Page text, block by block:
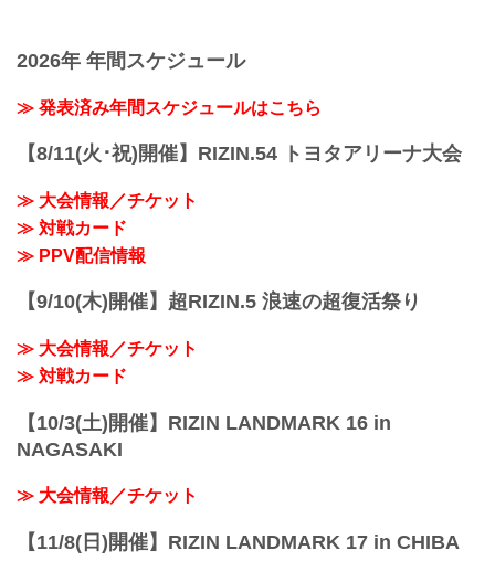
2026年 年間スケジュール
≫ 発表済み年間スケジュールはこちら
【8/11(火･祝)開催】RIZIN.54 トヨタアリーナ大会
≫ 大会情報／チケット
≫ 対戦カード
≫ PPV配信情報
【9/10(木)開催】超RIZIN.5 浪速の超復活祭り
≫ 大会情報／チケット
≫ 対戦カード
【10/3(土)開催】RIZIN LANDMARK 16 in
NAGASAKI
≫ 大会情報／チケット
【11/8(日)開催】RIZIN LANDMARK 17 in CHIBA